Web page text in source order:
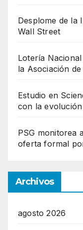
Desplome de la
Wall Street
Lotería
la Asociación
Estudio en
con la
PSG monitorea
oferta formal
Archivos
agosto 2026